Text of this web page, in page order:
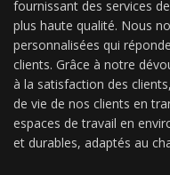
fournissant des services
plus haute qualité. Nous
personnalisées qui
clients. Grâce à notre
à la satisfaction des
de vie de nos clients en
espaces de travail en
et durables, adaptés au